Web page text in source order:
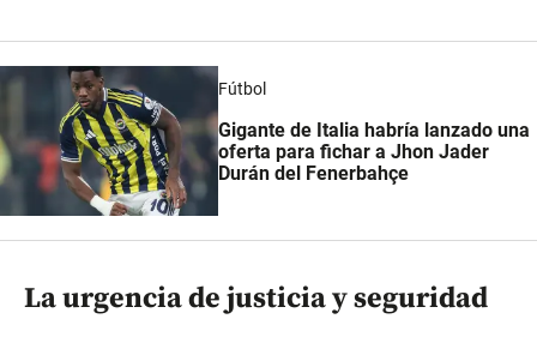
Fútbol
Gigante de Italia habría lanzado una
oferta para fichar a Jhon Jader
Durán del Fenerbahçe
La urgencia de justicia y seguridad